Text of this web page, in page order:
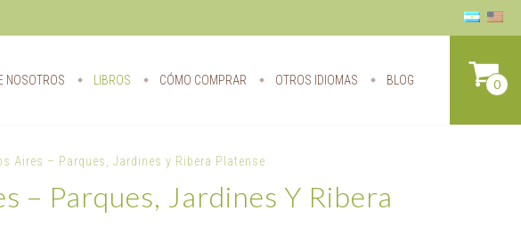
NOSOTROS LIBROS CÓMO COMPRAR OTROS IDIOMAS BLOG 0
Aires – Parques, Jardines y Ribera Platense
– Parques, Jardines Y Ribera